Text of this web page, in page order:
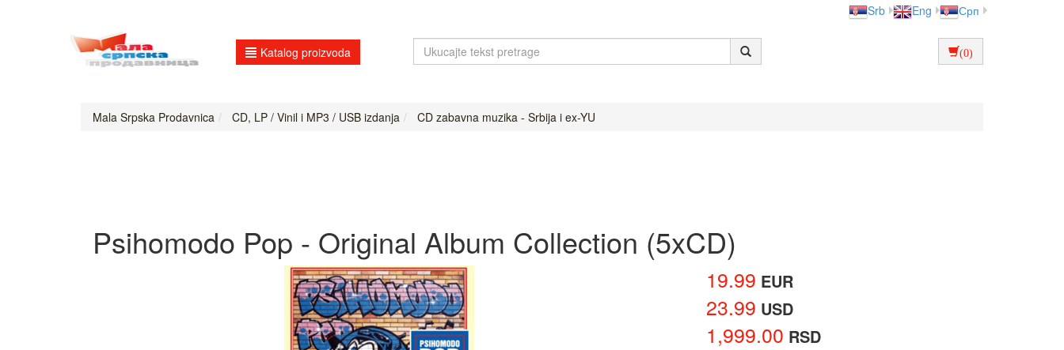
Srb Eng Срп
Katalog proizvoda (0)
Mala Srpska Prodavnica CD, LP / Vinil i MP3 / USB izdanja CD zabavna muzika - Srbija i ex-YU
Psihomodo Pop - Original Album Collection (5xCD)
19.99 EUR
23.99 USD
1,999.00 RSD